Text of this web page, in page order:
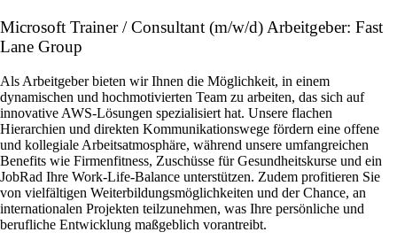
Microsoft Trainer / Consultant (m/w/d) Arbeitgeber: Fast
Lane Group
Als Arbeitgeber bieten wir Ihnen die Möglichkeit, in einem
dynamischen und hochmotivierten Team zu arbeiten, das sich auf
innovative AWS-Lösungen spezialisiert hat. Unsere flachen
Hierarchien und direkten Kommunikationswege fördern eine offene
und kollegiale Arbeitsatmosphäre, während unsere umfangreichen
Benefits wie Firmenfitness, Zuschüsse für Gesundheitskurse und ein
JobRad Ihre Work-Life-Balance unterstützen. Zudem profitieren Sie
von vielfältigen Weiterbildungsmöglichkeiten und der Chance, an
internationalen Projekten teilzunehmen, was Ihre persönliche und
berufliche Entwicklung maßgeblich vorantreibt.